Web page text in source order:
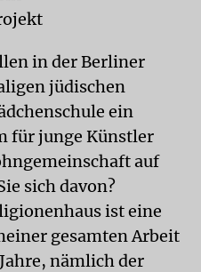
in der Berliner
jüdischen
ein
für junge Künstler
auf
sich davon?
ist eine
gesamten Arbeit
nämlich der